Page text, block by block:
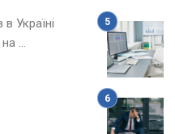
Україні
...